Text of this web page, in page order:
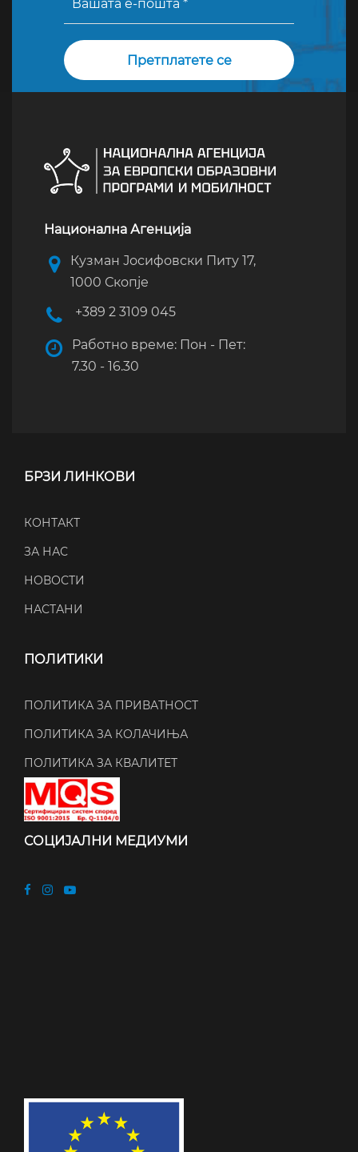
Национална Агенција
Кузман Јосифовски Питу 17,
1000 Скопје
+389 2 3109 045
Работно време: Пон - Пет:
7.30 - 16.30
БРЗИ ЛИНКОВИ
КОНТАКТ
ЗА НАС
НОВОСТИ
НАСТАНИ
ПОЛИТИКИ
ПОЛИТИКА ЗА ПРИВАТНОСТ
ПОЛИТИКА ЗА КОЛАЧИЊА
ПОЛИТИКА ЗА КВАЛИТЕТ
СОЦИЈАЛНИ МЕДИУМИ